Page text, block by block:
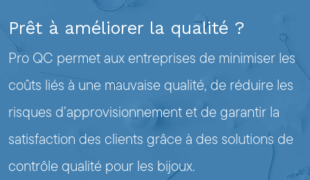
Prêt à améliorer la qualité ?
Pro QC permet aux entreprises de minimiser les
coûts liés à une mauvaise qualité, de réduire les
risques d’approvisionnement et de garantir la
satisfaction des clients grâce à des solutions de
contrôle qualité pour les bijoux.